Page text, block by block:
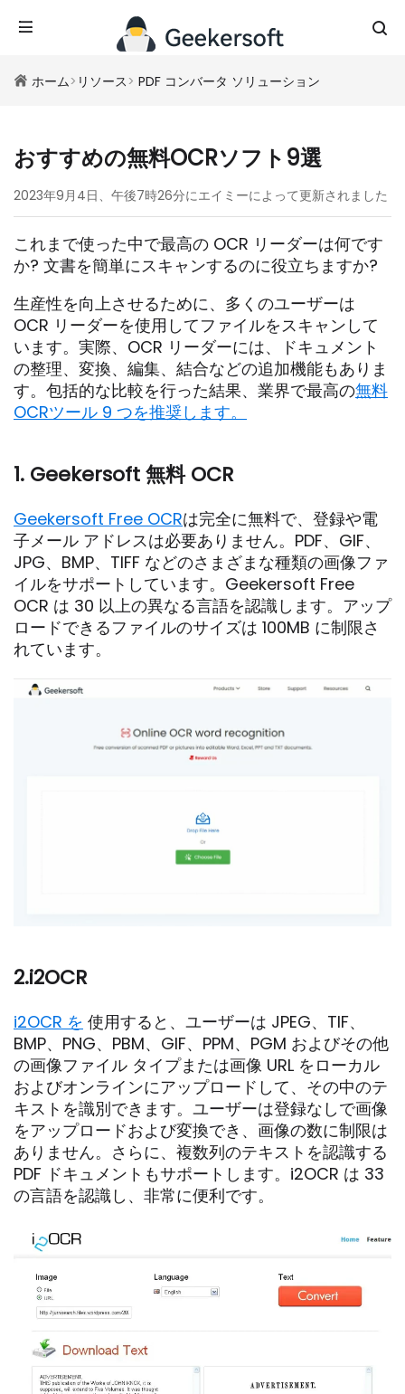
ホーム> リソース > PDF コンバータ ソリューション
おすすめの無料OCRソフト9選
2023年9月4日、午後7時26分にエイミーによって更新されました
これまで使った中で最高の OCR リーダーは何です
か? 文書を簡単にスキャンするのに役立ちますか?
生産性を向上させるために、多くのユーザーは
OCR リーダーを使用してファイルをスキャンして
います。実際、OCR リーダーには、ドキュメント
の整理、変換、編集、結合などの追加機能もありま
す。包括的な比較を行った結果、業界で最高の無料
OCRツール 9 つを推奨します。
1. Geekersoft 無料 OCR
Geekersoft Free OCRは完全に無料で、登録や電
子メール アドレスは必要ありません。PDF、GIF、
JPG、BMP、TIFF などのさまざまな種類の画像ファ
イルをサポートしています。Geekersoft Free
OCR は 30 以上の異なる言語を認識します。アップ
ロードできるファイルのサイズは 100MB に制限さ
れています。
2.i2OCR
i2OCR を 使用すると、ユーザーは JPEG、TIF、
BMP、PNG、PBM、GIF、PPM、PGM およびその他
の画像ファイル タイプまたは画像 URL をローカル
およびオンラインにアップロードして、その中のテ
キストを識別できます。ユーザーは登録なしで画像
をアップロードおよび変換でき、画像の数に制限は
ありません。さらに、複数列のテキストを認識する
PDF ドキュメントもサポートします。i2OCR は 33
の言語を認識し、非常に便利です。